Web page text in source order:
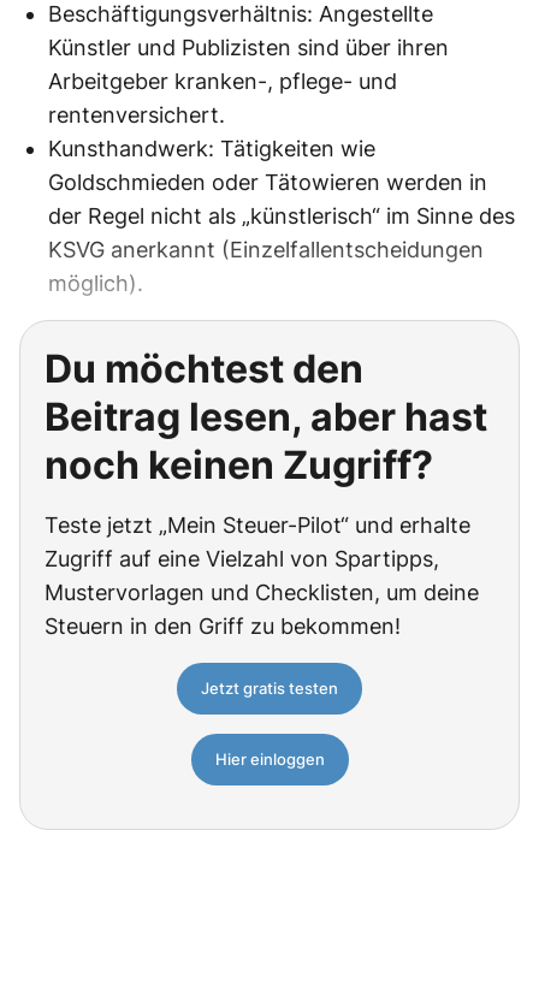
Beschäftigungsverhältnis: Angestellte
Künstler und Publizisten sind über ihren
Arbeitgeber kranken-, pflege- und
rentenversichert.
Kunsthandwerk: Tätigkeiten wie
Goldschmieden oder Tätowieren werden in
der Regel nicht als „künstlerisch“ im Sinne des
KSVG anerkannt (Einzelfallentscheidungen
möglich).
Du möchtest den
Beitrag lesen, aber hast
noch keinen Zugriff?
Teste jetzt „Mein Steuer-Pilot“ und erhalte
Zugriff auf eine Vielzahl von Spartipps,
Mustervorlagen und Checklisten, um deine
Steuern in den Griff zu bekommen!
Jetzt gratis testen
Hier einloggen